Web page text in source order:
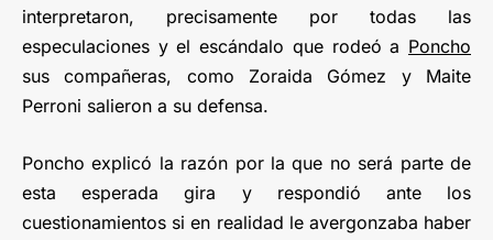
interpretaron, precisamente por todas las
especulaciones y el escándalo que rodeó a Poncho
sus compañeras, como Zoraida Gómez y Maite
Perroni salieron a su defensa.
Poncho explicó la razón por la que no será parte de
esta esperada gira y respondió ante los
cuestionamientos si en realidad le avergonzaba haber